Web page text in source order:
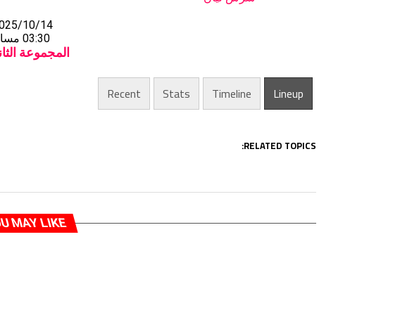
10/14
03:30 مساءً
المجموعة
Lineup
Timeline
Stats
Recent
RELATED TOPICS:
MAY LIKE